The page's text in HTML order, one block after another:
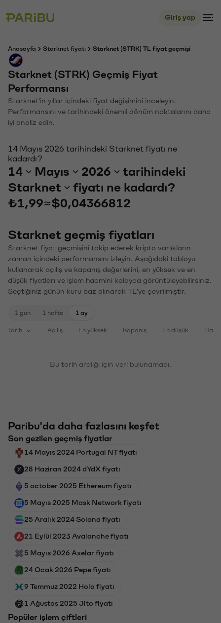
Giriş yap
Anasayfa Starknet fiyatı Starknet (STRK) TL fiyat geçmişi
Starknet (STRK) Geçmiş Fiyat
Performansı
Starknet'in yıllar içindeki fiyat değişimini inceleyin.
Performansını ve tarihindeki önemli dönüm noktalarını daha
iyi analiz edin.
14 Mayıs 2026 tarihindeki Starknet fiyatı ne
kadardı?
14 Mayıs 2026
tarihindeki
Starknet
fiyatı ne kadardı?
₺1,99≈$0,04366812
Starknet geçmiş fiyatları
Starknet fiyat geçmişini takip ederek kripto varlıkların
zaman içindeki performansını izleyin. Aşağıdaki tabloyu
kullanarak açılış ve kapanış değerlerini, en yüksek ve en
düşük fiyatları ve işlem hacmini kolayca görüntüleyebilirsiniz.
Seçtiğiniz günün kuru baz alınarak TL'ye çevrilmiştir.
1 gün 1 hafta 1 ay
Tarih Açılış En yüksek Kapanış En düşük
Bu tarih aralığı için veri bulunamadı.
Paribu'da daha fazlasını keşfet
Son gezilen geçmiş fiyatlar
14 Mayıs 2024 Portugal NT fiyatı
28 Haziran 2024 dYdX fiyatı
5 october 2025 Ethereum fiyatı
5 Mayıs 2025 Mask Network fiyatı
25 Aralık 2024 Solana fiyatı
21 Eylül 2023 Avalanche fiyatı
5 Mayıs 2026 Axelar fiyatı
24 Ocak 2026 Pepe fiyatı
9 Temmuz 2022 Holo fiyatı
1 Ağustos 2025 Jito fiyatı
Popüler işlem çiftleri